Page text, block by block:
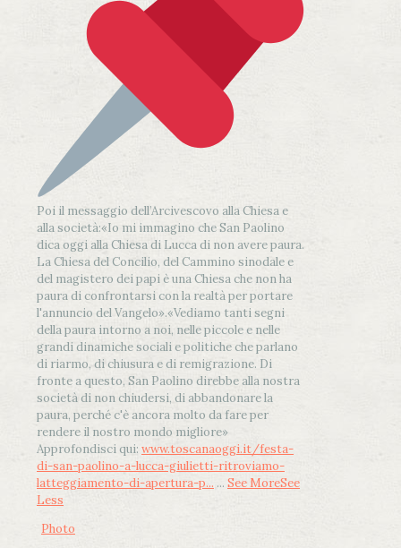
Poi il messaggio dell’Arcivescovo alla Chiesa e
alla società:«Io mi immagino che San Paolino
dica oggi alla Chiesa di Lucca di non avere paura.
La Chiesa del Concilio, del Cammino sinodale e
del magistero dei papi è una Chiesa che non ha
paura di confrontarsi con la realtà per portare
l'annuncio del Vangelo».«Vediamo tanti segni
della paura intorno a noi, nelle piccole e nelle
grandi dinamiche sociali e politiche che parlano
di riarmo, di chiusura e di remigrazione. Di
fronte a questo, San Paolino direbbe alla nostra
società di non chiudersi, di abbandonare la
paura, perché c'è ancora molto da fare per
rendere il nostro mondo migliore»
Approfondisci qui: www.toscanaoggi.it/festa-
di-san-paolino-a-lucca-giulietti-ritroviamo-
latteggiamento-di-apertura-p... ... See MoreSee
Less
Photo